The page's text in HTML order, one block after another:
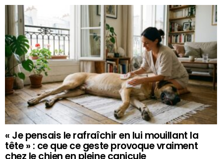
« Je pensais le rafraîchir en lui mouillant la
tête » : ce que ce geste provoque vraiment